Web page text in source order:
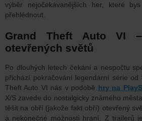
výběr nejočekávanějších her, které
přehlédnout.
Grand Theft Auto VI
otevřených světů
Po dlouhých letech čekání a nespočtu
přichází pokračování legendární série od
Theft Auto VI nás v podobě hry na
X/S zavede do nostalgicky známého
těšit na obří (jakože fakt obří) otevřený
a nekonečné možnosti hraní. Z trailerů